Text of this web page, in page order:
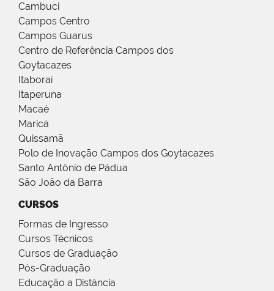
Cambuci
Campos Centro
Campos Guarus
Centro de Referência Campos dos
Goytacazes
Itaboraí
Itaperuna
Macaé
Maricá
Quissamã
Polo de Inovação Campos dos Goytacazes
Santo Antônio de Pádua
São João da Barra
CURSOS
Formas de Ingresso
Cursos Técnicos
Cursos de Graduação
Pós-Graduação
Educação a Distância